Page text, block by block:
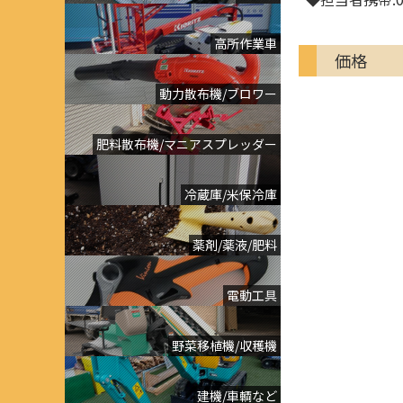
高所作業車
動力散布機/ブロワー
肥料散布機/マニアスプレッダー
冷蔵庫/米保冷庫
薬剤/薬液/肥料
電動工具
野菜移植機/収穫機
建機/車輌など
価格